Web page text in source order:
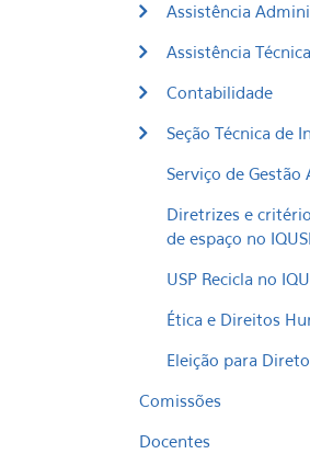
Assistência
Assistência
Contabilidade
Seção Técnica de
Serviço de Gestão
Diretrizes e
de espaço no
USP Recicla no
Ética e Direitos
Eleição para
Comissões
Docentes